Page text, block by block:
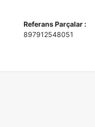
Referans Parçalar :
897912548051